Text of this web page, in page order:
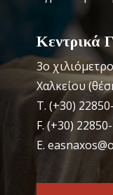
Κεντρικά
3o
Χαλκείου
Τ. (+30)
F. (+30)
Ε.